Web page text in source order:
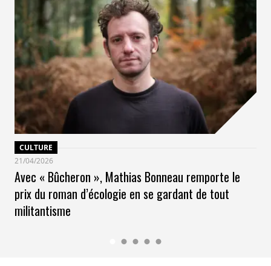
CULTURE
21/04/2026
Avec « Bûcheron », Mathias Bonneau remporte le
prix du roman d’écologie en se gardant de tout
militantisme